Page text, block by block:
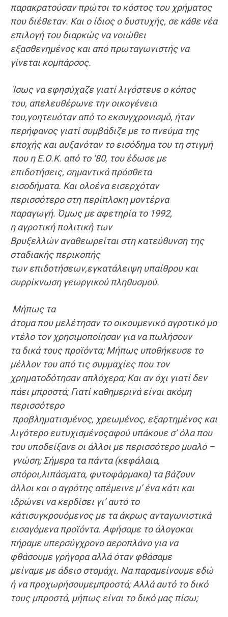
παρακρατούσαν πρώτοι το κόστος του χρήματος
που διέθεταν. Και ο ίδιος οδυστυχής, σε κάθε νέα
επιλογή του διαρκώς να νοιώθει
εξασθενημένοςκαι από πρωταγωνιστής να
γίνεται κομπάρσος.
Ίσως ναεφησύχαζεγιατί λιγόστευε ο κόπος
του, απελευθέρωνε τηνοικογένεια
του,γοητευόταν από το εκσυγχρονισμό, ήταν
περήφανος γιατίσυμβάδιζε με το πνεύμα της
εποχήςκαι αυξανόταν το εισόδημα του τη στιγμή
που ηΕ.Ο.Κ. από το ‘80, τουέδωσε με
επιδοτήσεις, σημαντικά πρόσθετα
εισοδήματα. Και ολοένα εισερχόταν
περισσότεροστη περίπλοκημοντέρνα
παραγωγή. Όμως με αφετηρία το 1992,
ηαγροτική πολιτική των
Βρυξελλώναναθεωρείται στη κατεύθυνση της
σταδιακής περικοπής
τωνεπιδοτήσεων,εγκατάλειψη υπαίθρου και
συρρίκνωση γεωργικού πληθυσμού.
Μήπως τα
άτομα πουμελέτησαν τοοικουμενικό αγροτικόμο
ντέλο τον χρησιμοποίησαν για να πωλήσουν
ταδικά τους προϊόντα; Μήπως υποθήκευσετο
μέλλον του από τιςσυμμαχίεςπου τον
χρηματοδότησαναπλόχερα; Και αν όχι γιατί δεν
πάει μπροστά; Γιατί καθημερινά είναι ακόμη
περισσότερο
προβληματισμένος, χρεωμένος, εξαρτημένος και
λιγότερο ευτυχισμένοςαφού υπάκουεσ’ όλαπου
του υποδείξανεοι άλλοι με περισσότερο μυαλό –
γνώση;Σήμερα τα πάντα (κεφάλαια,
σπόροι,λιπάσματα, φυτοφάρμακα) τα βάζουν
άλλοι και ο αγρότηςαπέμεινε μ’ ένα κάτι και
ιδρώνει να κερδίσει γι’ αυτό το
κάτισυγκρουόμενοςμε ταάκρωςανταγωνιστικά
εισαγόμεναπροϊόντα. Αφήσαμε τοάλογοκαι
πήραμε υπερσύγχρονοαεροπλάνο για να
φθάσουμε γρήγορα αλλά όταν φθάσαμε
μείναμεμε άδειο στομάχι. Να παραμείνουμε εδώ
ή να προχωρήσουμεμπροστά; Αλλά αυτό το δικό
τους μπροστά, μήπως είναι το δικό μας πίσω;